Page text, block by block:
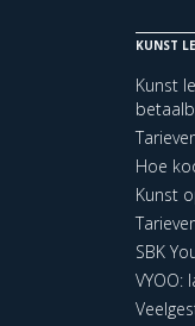
KUNST
Kunst
Hoe
Kunst
SBK
VYOO: